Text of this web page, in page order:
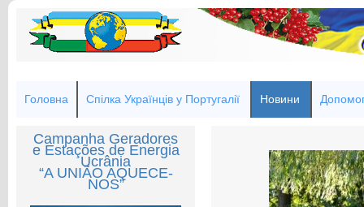
Головна Спілка Українців у Португалії Новини
Campanha Geradores
e Estações de Energia
Ucrânia
“A UNIÃO AQUECE-
NOS”